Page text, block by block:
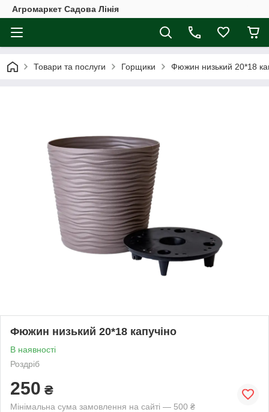
Агромаркет Садова Лінія
Товари та послуги Горщики Фюжин низький 20*18
Фюжин низький 20*18 капучіно
В наявності
Роздріб
250 ₴
Мінімальна сума замовлення на сайті — 500 ₴